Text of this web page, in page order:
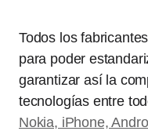
Todos los
para poder
garantizar así la
tecnologías entre
Nokia, iPhone,